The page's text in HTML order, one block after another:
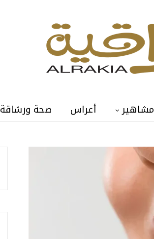
مشاهير أعراس صحة ورشاقة